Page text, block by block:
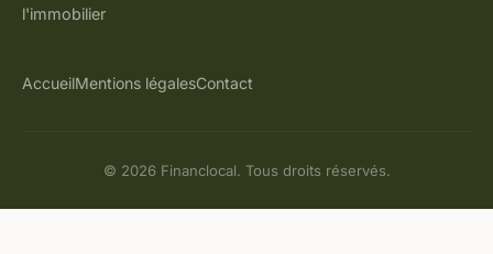
l'immobilier
AccueilMentions légalesContact
© 2026 Financlocal. Tous droits réservés.